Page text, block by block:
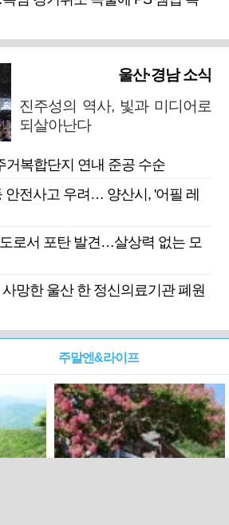
울산·경남 소식
진주성의 역사, 빛과 미디어로
되살아난다
거복합단지 연내 준공 수순
안전사고 우려… 양산시, '어필 레
로서 포탄 발견…살상력 없는 모
망한 울산 한 정신의료기관 폐원
주말엔&라이프